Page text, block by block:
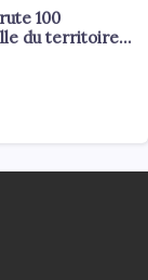
100
du territoire